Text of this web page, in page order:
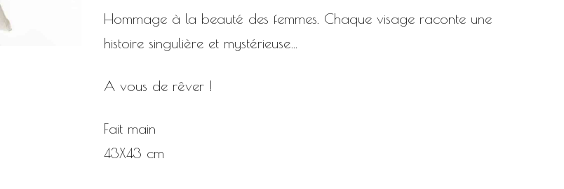
Hommage à la beauté des femmes. Chaque visage raconte une
histoire singulière et mystérieuse…
A vous de rêver !
Fait main
43X43 cm